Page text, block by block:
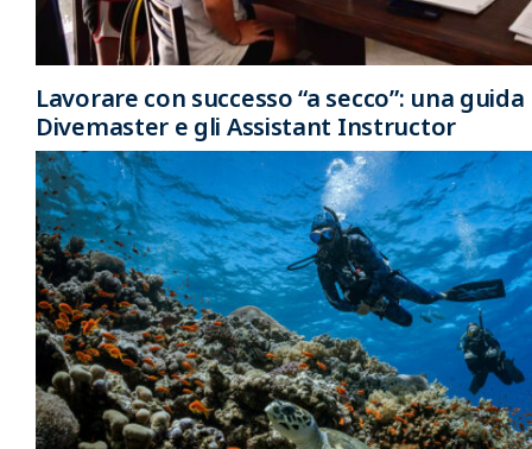
Lavorare con successo “a secco”: una
Divemaster e gli Assistant Instructor